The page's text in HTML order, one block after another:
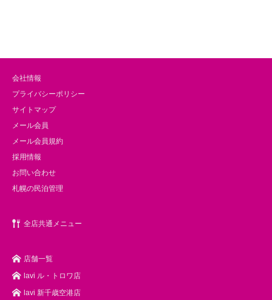
会社情報
プライバシーポリシー
サイトマップ
メール会員
メール会員規約
採用情報
お問い合わせ
札幌の民泊管理
全店共通メニュー
店舗一覧
lavi ル・トロワ店
lavi 新千歳空港店